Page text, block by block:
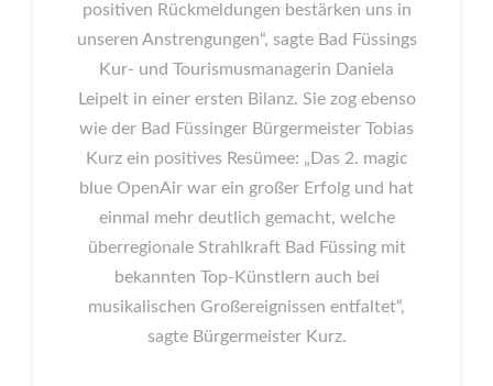
positiven Rückmeldungen bestärken uns in
unseren Anstrengungen“, sagte Bad Füssings
Kur- und Tourismusmanagerin Daniela
Leipelt in einer ersten Bilanz. Sie zog ebenso
wie der Bad Füssinger Bürgermeister Tobias
Kurz ein positives Resümee: „Das 2. magic
blue OpenAir war ein großer Erfolg und hat
einmal mehr deutlich gemacht, welche
überregionale Strahlkraft Bad Füssing mit
bekannten Top-Künstlern auch bei
musikalischen Großereignissen entfaltet“,
sagte Bürgermeister Kurz.